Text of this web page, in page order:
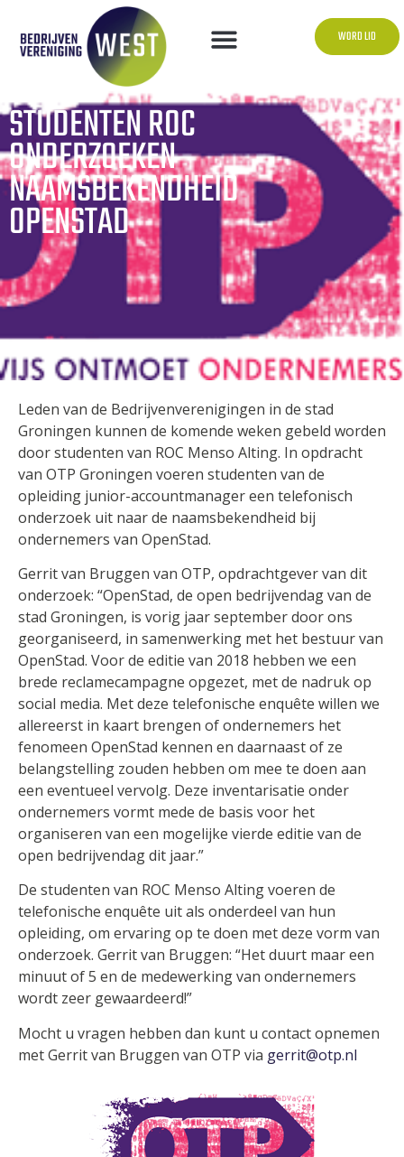
WORD LID
STUDENTEN ROC
ONDERZOEKEN
NAAMSBEKENDHEID
OPENSTAD
Leden van de Bedrijvenverenigingen in de stad
Groningen kunnen de komende weken gebeld worden
door studenten van ROC Menso Alting. In opdracht
van OTP Groningen voeren studenten van de
opleiding junior-accountmanager een telefonisch
onderzoek uit naar de naamsbekendheid bij
ondernemers van OpenStad.
Gerrit van Bruggen van OTP, opdrachtgever van dit
onderzoek: “OpenStad, de open bedrijvendag van de
stad Groningen, is vorig jaar september door ons
georganiseerd, in samenwerking met het bestuur van
OpenStad. Voor de editie van 2018 hebben we een
brede reclamecampagne opgezet, met de nadruk op
social media. Met deze telefonische enquête willen we
allereerst in kaart brengen of ondernemers het
fenomeen OpenStad kennen en daarnaast of ze
belangstelling zouden hebben om mee te doen aan
een eventueel vervolg. Deze inventarisatie onder
ondernemers vormt mede de basis voor het
organiseren van een mogelijke vierde editie van de
open bedrijvendag dit jaar.”
De studenten van ROC Menso Alting voeren de
telefonische enquête uit als onderdeel van hun
opleiding, om ervaring op te doen met deze vorm van
onderzoek. Gerrit van Bruggen: “Het duurt maar een
minuut of 5 en de medewerking van ondernemers
wordt zeer gewaardeerd!”
Mocht u vragen hebben dan kunt u contact opnemen
met Gerrit van Bruggen van OTP via gerrit@otp.nl